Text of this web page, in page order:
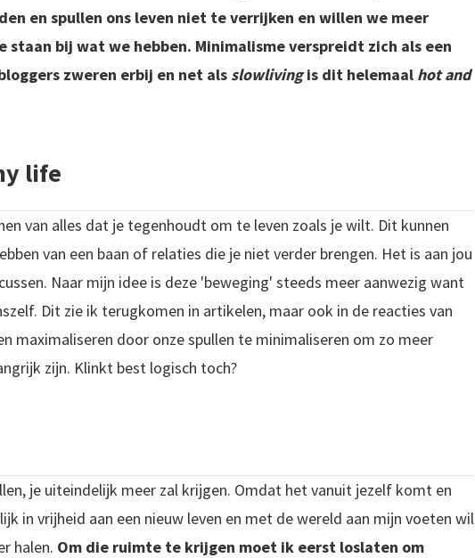
en spullen ons leven niet te verrijken en willen we meer
bij wat we hebben. Minimalisme verspreidt zich als een
zweren erbij en net als slowlivingis dit helemaal hot and
life
van alles dat je tegenhoudt om te leven zoals je wilt. Dit kunnen
van een baan of relaties die je niet verder brengen. Het is aan jou
Naar mijn idee is deze 'beweging' steeds meer aanwezig want
Dit zie ik terugkomen in artikelen, maar ook in de reacties van
maximaliseren door onze spullen te minimaliseren om zo meer
zijn. Klinkt best logisch toch?
je uiteindelijk meer zal krijgen. Omdat het vanuit jezelf komt en
in vrijheid aan een nieuw leven en met de wereld aan mijn voeten wil
halen. Om die ruimte te krijgen moet ik eerst loslaten om